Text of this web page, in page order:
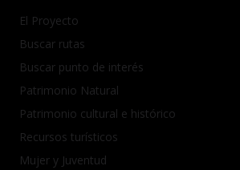
El Proyecto
Buscar rutas
Buscar punto de interés
Patrimonio Natural
Patrimonio cultural e histórico
Recursos turísticos
Mujer y Juventud